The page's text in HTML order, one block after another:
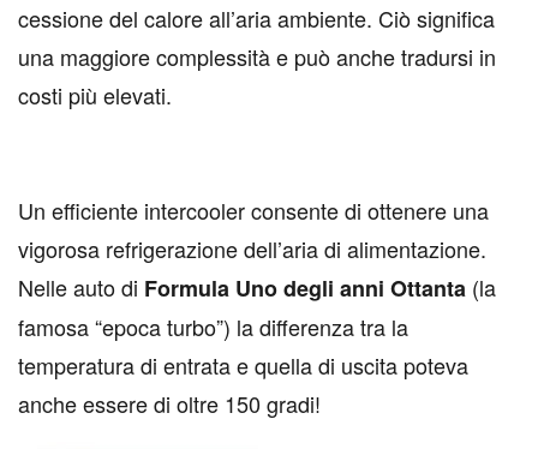
cessione del calore all’aria ambiente. Ciò significa
una maggiore complessità e può anche tradursi in
costi più elevati.
Un efficiente intercooler consente di ottenere una
vigorosa refrigerazione dell’aria di alimentazione.
Nelle auto di Formula Uno degli anni Ottanta (la
famosa “epoca turbo”) la differenza tra la
temperatura di entrata e quella di uscita poteva
anche essere di oltre 150 gradi!